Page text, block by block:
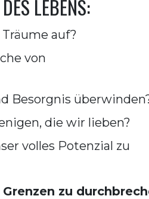
LEBENS:
auf?
von
Besorgnis
die wir lieben?
volles Potenzial zu
zu